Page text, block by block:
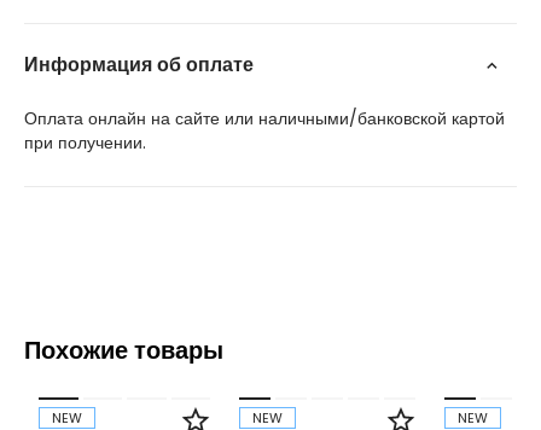
Информация об оплате
Оплата онлайн на сайте или наличными/банковской картой
при получении.
Похожие товары
NEW NEW NEW